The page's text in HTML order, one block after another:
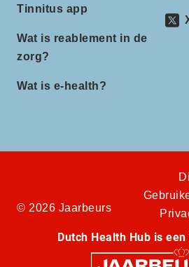
Tinnitus app
Wat is reablement in de
zorg?
Wat is e-health?
© 2026 Jaarbeurs
Dutch Health Hub is